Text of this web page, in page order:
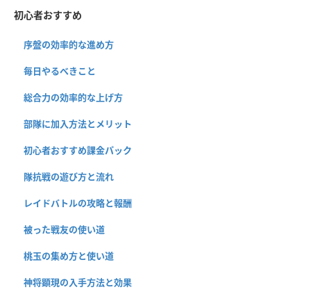
初心者おすすめ
序盤の効率的な進め方
毎日やるべきこと
総合力の効率的な上げ方
部隊に加入方法とメリット
初心者おすすめ課金パック
隊抗戦の遊び方と流れ
レイドバトルの攻略と報酬
被った戦友の使い道
桃玉の集め方と使い道
神将顕現の入手方法と効果